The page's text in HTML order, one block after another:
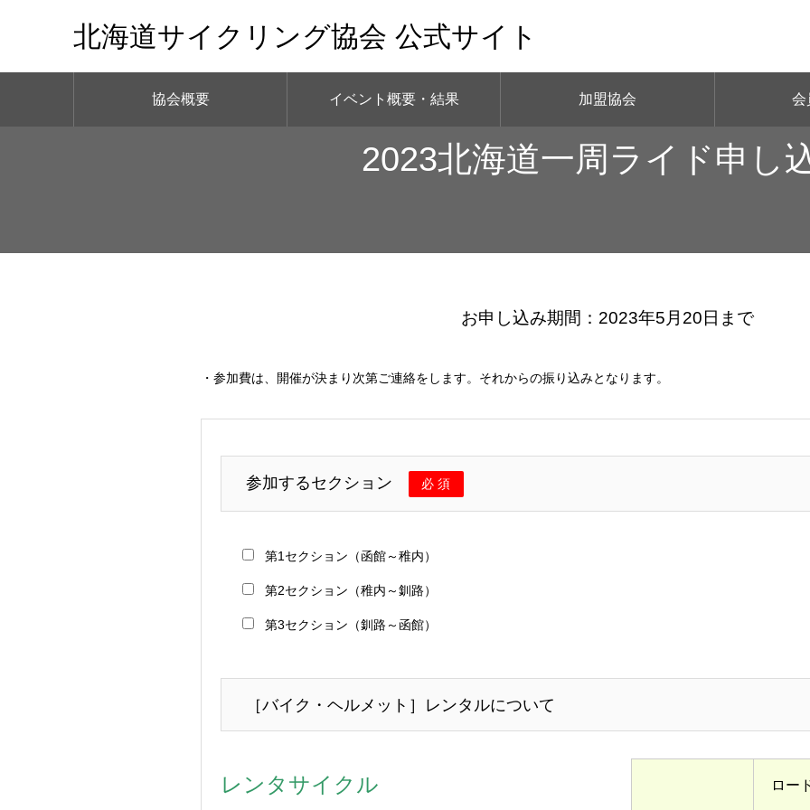
北海道サイクリング協会 公式サイト
協会概要 イベント概要・結果 加盟協会 会
2023北海道一周ライド申し
お申し込み期間：2023年5月20日まで
・参加費は、開催が決まり次第ご連絡をします。それからの振り込みとなります。
参加するセクション 必 須
第1セクション（函館～稚内）
第2セクション（稚内～釧路）
第3セクション（釧路～函館）
［バイク・ヘルメット］レンタルについて
レンタサイクル ロー